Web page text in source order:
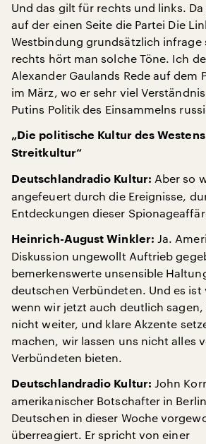
Und das gilt für rechts und links.
auf der einen Seite die Partei Die
Westbindung grundsätzlich infrage
rechts hört man solche Töne. Ich
Alexander Gaulands Rede auf dem
im März, wo er sehr viel
Putins Politik des Einsammelns
„Die politische Kultur des
Streitkultur“
Deutschlandradio Kultur: Aber so
angefeuert durch die Ereignisse,
Entdeckungen dieser
Heinrich-August Winkler: Ja.
Diskussion ungewollt Auftrieb
bemerkenswerte unsensible
deutschen Verbündeten. Und es
wenn wir jetzt auch deutlich sagen,
nicht weiter, und klare Akzente
machen, wir lassen uns nicht alles
Verbündeten bieten.
Deutschlandradio Kultur: John
amerikanischer Botschafter in
Deutschen in dieser Woche
überreagiert. Er spricht von einer